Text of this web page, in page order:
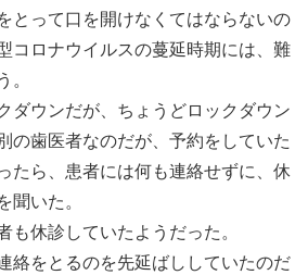
とって口を開けなくてはならないの
コロナウイルスの蔓延時期には、難
。
ダウンだが、ちょうどロックダウン
の歯医者なのだが、予約をしていた
たら、患者には何も連絡せずに、休
聞いた。
も休診していたようだった。
絡をとるのを先延ばししていたのだ